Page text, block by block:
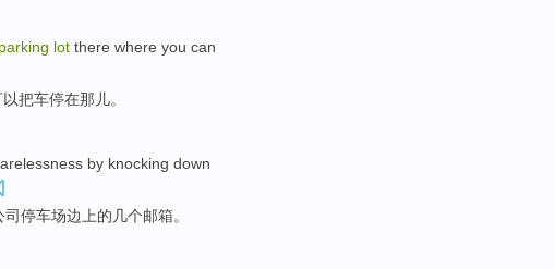
parking lot there where you can
把车停在那儿。
by knocking down
司停车场边上的 几个邮箱。